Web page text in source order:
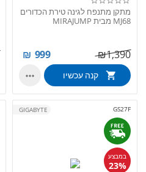
מתקן מתנפח לגינה טירת הכדורים
MJ68 מבית MIRAJUMP
1,390
₪
999
₪
קנה עכשיו 
GS27F
במבצע
23%
GIGABYTE